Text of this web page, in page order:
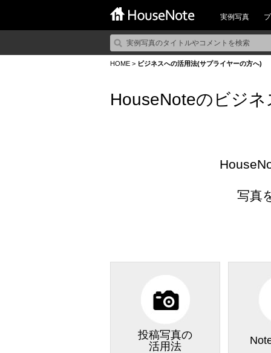
実例写真
HOME > ビジネスへの活用法(サプライヤーの方へ)
HouseNoteのビジ
写真
投稿写真の
活用法